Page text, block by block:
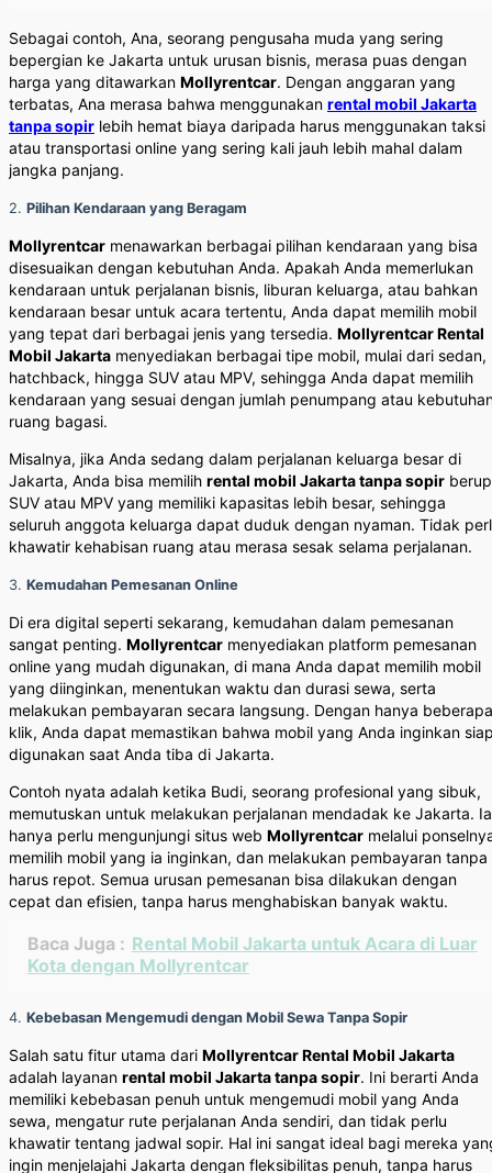
Sebagai contoh, Ana, seorang pengusaha muda yang sering
bepergian ke Jakarta untuk urusan bisnis, merasa puas dengan
harga yang ditawarkan Mollyrentcar. Dengan anggaran yang
terbatas, Ana merasa bahwa menggunakan rental mobil Jakarta
tanpa sopir lebih hemat biaya daripada harus menggunakan taksi
atau transportasi online yang sering kali jauh lebih mahal dalam
jangka panjang.
2. Pilihan Kendaraan yang Beragam
Mollyrentcar menawarkan berbagai pilihan kendaraan yang bisa
disesuaikan dengan kebutuhan Anda. Apakah Anda memerlukan
kendaraan untuk perjalanan bisnis, liburan keluarga, atau bahkan
kendaraan besar untuk acara tertentu, Anda dapat memilih mobil
yang tepat dari berbagai jenis yang tersedia. Mollyrentcar Rental
Mobil Jakarta menyediakan berbagai tipe mobil, mulai dari sedan,
hatchback, hingga SUV atau MPV, sehingga Anda dapat memilih
kendaraan yang sesuai dengan jumlah penumpang atau
ruang bagasi.
Misalnya, jika Anda sedang dalam perjalanan keluarga besar di
Jakarta, Anda bisa memilih rental mobil Jakarta tanpa sopir
SUV atau MPV yang memiliki kapasitas lebih besar, sehingga
seluruh anggota keluarga dapat duduk dengan nyaman. Tidak
khawatir kehabisan ruang atau merasa sesak selama perjalanan.
3. Kemudahan Pemesanan Online
Di era digital seperti sekarang, kemudahan dalam pemesanan
sangat penting. Mollyrentcar menyediakan platform pemesanan
online yang mudah digunakan, di mana Anda dapat memilih mobil
yang diinginkan, menentukan waktu dan durasi sewa, serta
melakukan pembayaran secara langsung. Dengan hanya beberapa
klik, Anda dapat memastikan bahwa mobil yang Anda inginkan
digunakan saat Anda tiba di Jakarta.
Contoh nyata adalah ketika Budi, seorang profesional yang sibuk,
memutuskan untuk melakukan perjalanan mendadak ke Jakarta. Ia
hanya perlu mengunjungi situs web Mollyrentcar melalui
memilih mobil yang ia inginkan, dan melakukan pembayaran tanpa
harus repot. Semua urusan pemesanan bisa dilakukan dengan
cepat dan efisien, tanpa harus menghabiskan banyak waktu.
Baca Juga : Rental Mobil Jakarta untuk Acara di Luar
Kota dengan Mollyrentcar
4. Kebebasan Mengemudi dengan Mobil Sewa Tanpa Sopir
Salah satu fitur utama dari Mollyrentcar Rental Mobil Jakarta
adalah layanan rental mobil Jakarta tanpa sopir. Ini berarti Anda
memiliki kebebasan penuh untuk mengemudi mobil yang Anda
sewa, mengatur rute perjalanan Anda sendiri, dan tidak perlu
khawatir tentang jadwal sopir. Hal ini sangat ideal bagi mereka
ingin menjelajahi Jakarta dengan fleksibilitas penuh, tanpa harus